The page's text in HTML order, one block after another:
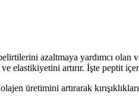
azaltmaya yardımcı olan
elastikiyetini artırır. İşte peptit
üretimini artırarak